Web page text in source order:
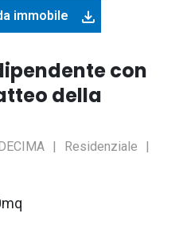
immobile
con
della
Asset
Residenziale